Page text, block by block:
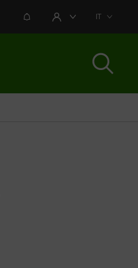
NOTIFICHEAREA UTENTEIT